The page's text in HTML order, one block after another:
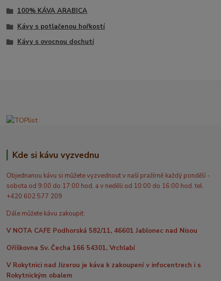
100% KÁVA ARABICA
Kávy s potlačenou hořkostí
Kávy s ovocnou dochutí
Kde si kávu vyzvednu
Objednanou kávu si můžete vyzvednout v naší pražírně každý pondělí -
sobota od 9:00 do 17:00 hod. a v neděli od 10:00 do 16:00 hod. tel.
+420 602 577 209
Dále můžete kávu zakoupit:
V NOTA CAFE Podhorská 582/11, 46601 Jablonec nad Nisou
Oříškovna Sv. Čecha 166 54301, Vrchlabí
V Rokytnici nad Jizerou je káva k zakoupení v infocentrech i s
Rokytnickým obalem